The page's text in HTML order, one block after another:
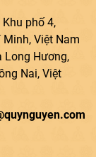
phố 4,
Minh, Việt Nam
Long Hương,
Nai, Việt